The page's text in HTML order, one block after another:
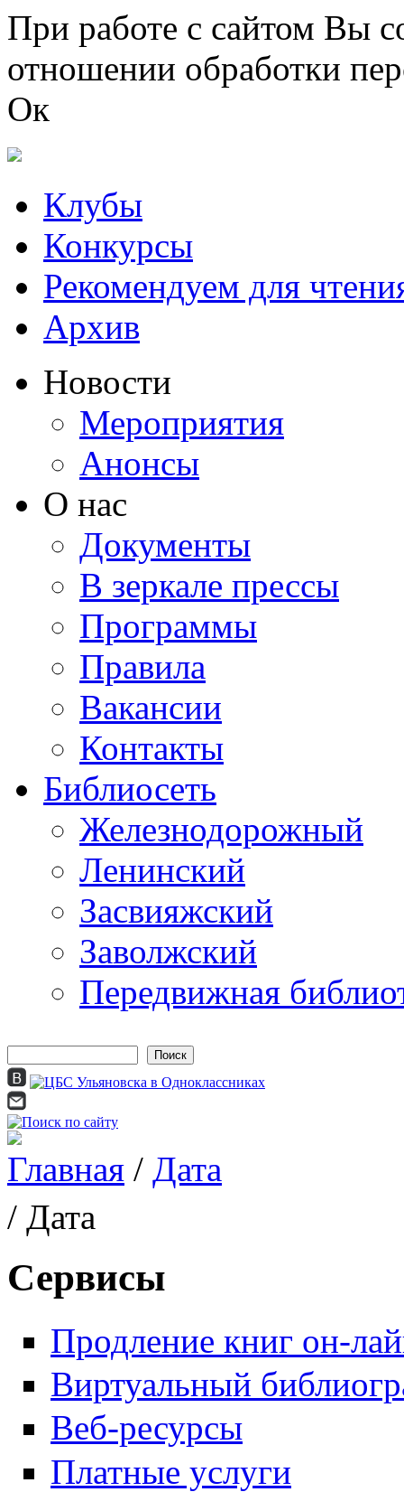
Перейти к основному содержанию
При работе с сайтом Вы
отношении обработки
Ок
Клубы
Конкурсы
Рекомендуем для
Архив
Новости
Мероприятия
Анонсы
О нас
Документы
В зеркале прессы
Программы
Правила
Вакансии
Контакты
Библиосеть
Железнодорожный
Ленинский
Засвияжский
Заволжский
Передвижная
Форма поиска
Вы здесь
Главная / Дата
/ Дата
Сервисы
Продление книг он-
Виртуальный
Веб-ресурсы
Платные услуги